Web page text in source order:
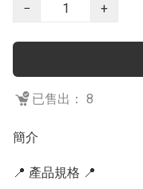
−
+
已售出： 8
簡介
📍 產品規格 📍